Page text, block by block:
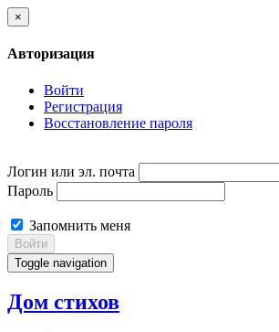
×
Авторизация
Войти
Регистрация
Восстановление пароля
Логин или эл. почта
Пароль
Запомнить меня
Войти
Toggle navigation
Дом стихов